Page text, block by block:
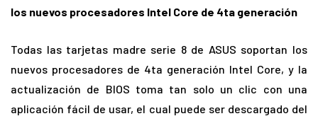
los nuevos procesadores Intel Core de 4ta generación
Todas las tarjetas madre serie 8 de ASUS soportan los
nuevos procesadores de 4ta generación Intel Core, y la
actualización de BIOS toma tan solo un clic con una
aplicación fácil de usar, el cual puede ser descargado del